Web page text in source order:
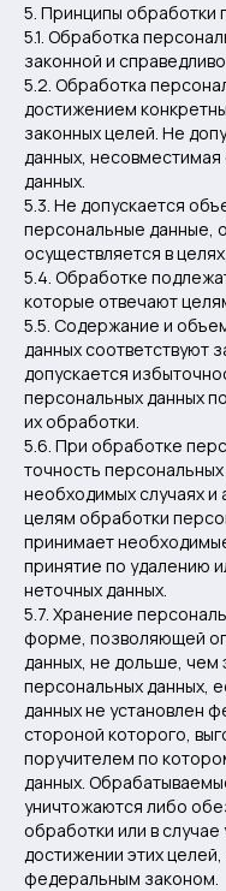
5. Принципы обработки
5.1. Обработка
законной и
5.2. Обработка
достижением
законных целей. Не
данных,
данных.
5.3. Не допускается
персональные данные,
осуществляется в
5.4. Обработке
которые отвечают
5.5. Содержание и
данных соответствуют
допускается
персональных данных
их обработки.
5.6. При обработке
точность
необходимых случаях и
целям обработки
принимает
принятие по удалению
неточных данных.
5.7. Хранение
форме, позволяющей
данных, не дольше, чем
персональных данных,
данных не установлен
стороной которого,
поручителем по
данных.
уничтожаются либо
обработки или в
достижении этих
федеральным законом.